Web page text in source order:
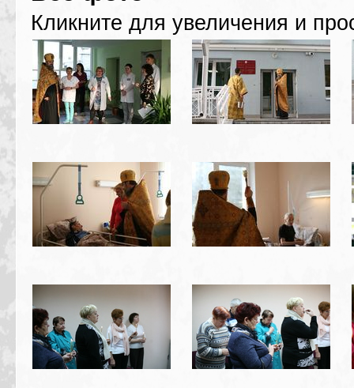
Кликните для увеличения и